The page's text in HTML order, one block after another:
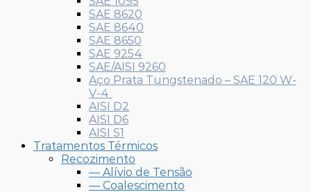
SAE 8620
SAE 8640
SAE 8650
SAE 9254
SAE/AISI 9260
Aço Prata Tungstenado – SAE 120 W-
V-4
AISI D2
AISI D6
AISI S1
Tratamentos Térmicos
Recozimento
— Alívio de Tensão
— Coalescimento